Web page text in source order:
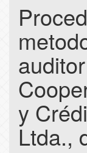
y
Ltda.,